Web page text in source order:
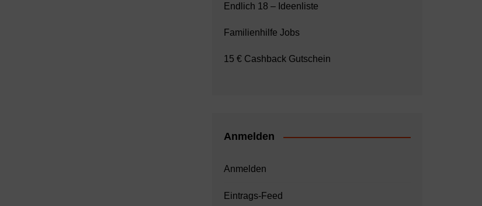
Endlich 18 – Ideenliste
Familienhilfe Jobs
15 € Cashback Gutschein
Anmelden
Anmelden
Eintrags-Feed